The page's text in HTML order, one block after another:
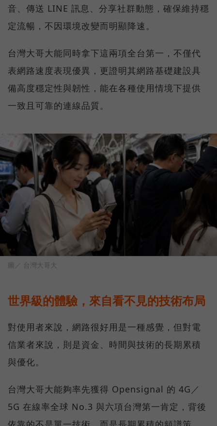
音、傳送 LINE 訊息、分享社群動態，確保維持穩
定流暢，不因環境改變而明顯降速。
台灣大哥大能同時拿下這兩項全台第一，不僅代
表網路速度表現優異，更證明其網路基礎建設具
備高度穩定性與韌性，能在各種使用情境下提供
一致且可靠的連線品質。
圖／ 台灣大哥大
世界級的體驗，來自看不見的技術布局
對使用者來說，網路很好用是一種感覺，但對電
信業者來說，則是資金、時間與技術的長期累積
與優化。
台灣大哥大能夠率先獲得 Opensignal 的 4G／
5G 在線率全球 No.3 與六項台灣第一肯定，背後